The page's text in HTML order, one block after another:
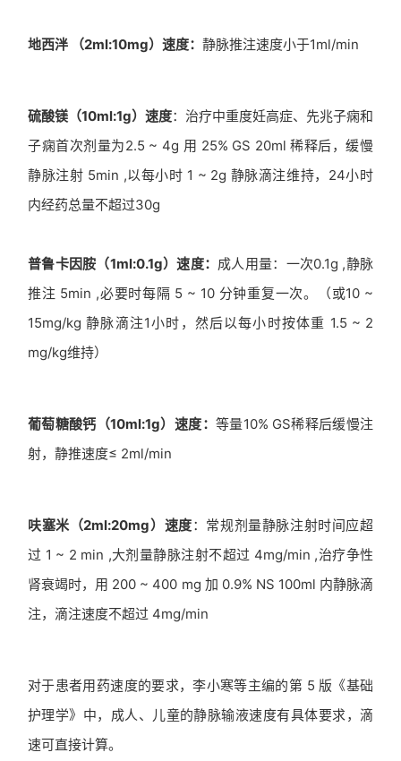
地西泮 （2ml:10mg）速度： 静脉推注速度小于1ml/min
硫酸镁（10ml:1g）速度：治疗中重度妊高症、先兆子痫和
子痫首次剂量为2.5 ~ 4g 用 25% GS 20ml 稀释后，缓慢
静脉注射 5min ,以每小时 1 ~ 2g 静脉滴注维持，24小时
内经药总量不超过30g
普鲁卡因胺（1ml:0.1g）速度： 成人用量：一次0.1g ,静脉
推注 5min ,必要时每隔 5 ~ 10 分钟重复一次。（或10 ~
15mg/kg 静脉滴注1小时，然后以每小时按体重 1.5 ~ 2
mg/kg维持）
葡萄糖酸钙（10ml:1g）速度： 等量10% GS稀释后缓慢注
射，静推速度≤ 2ml/min
呋塞米（2ml:20mg）速度：常规剂量静脉注射时间应超
过 1 ~ 2 min ,大剂量静脉注射不超过 4mg/min ,治疗争性
肾衰竭时，用 200 ~ 400 mg 加 0.9% NS 100ml 内静脉滴
注，滴注速度不超过 4mg/min
对于患者用药速度的要求，李小寒等主编的第 5 版《基础
护理学》中，成人、儿童的静脉输液速度有具体要求，滴
速可直接计算。